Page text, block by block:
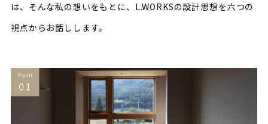
は、そんな私の想いをもとに、L.WORKSの設計思想を六つの
視点からお話しします。